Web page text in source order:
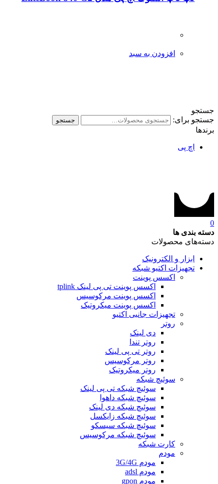
افزودن به سبد
جستجو
جستجو برای:
جستجو
برندها
اچ پی
0
دسته بندی ها
دسته‌های محصولات
ابزار و الکترونیک
تجهیزات اکتیو شبکه
اکسس پوینت
اکسس پوینت تی پی لینک tplink
اکسس پوینت مرکوسیس
اکسس پوینت میکروتیک
تجهیزات جانبی اکتیو
روتر
دی لینک
روتر تندا
روتر تی پی لینک
روتر مرکوسیس
روتر میکروتیک
سوئیچ شبکه
سوئیچ شبکه تی پی لینک
سوئیچ شبکه داهوا
سوئیچ شبکه دی لینک
سوئیچ شبکه زایکسل
سوئیچ شبکه سیسکو
سوئیچ شبکه مرکوسیس
کارت شبکه
مودم
مودم 3G/4G
مودم adsl
مودم gpon